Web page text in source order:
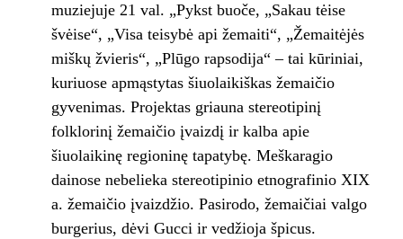
muziejuje 21 val. „Pykst buoče, „Sakau tėise
švėise“, „Visa teisybė api žemaiti“, „Žemaitėjės
miškų žvieris“, „Plūgo rapsodija“ – tai kūriniai,
kuriuose apmąstytas šiuolaikiškas žemaičio
gyvenimas. Projektas griauna stereotipinį
folklorinį žemaičio įvaizdį ir kalba apie
šiuolaikinę regioninę tapatybę. Meškaragio
dainose nebelieka stereotipinio etnografinio XIX
a. žemaičio įvaizdžio. Pasirodo, žemaičiai valgo
burgerius, dėvi Gucci ir vedžioja špicus.